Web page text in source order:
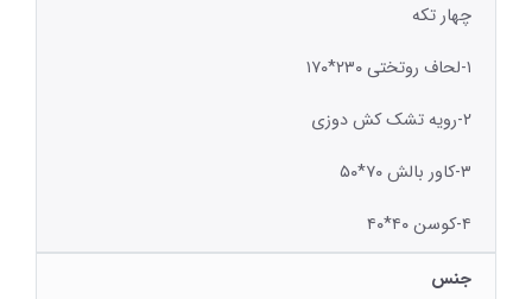
چهار تکه
۱-لحاف روتختی ۲۳۰*۱۷۰
۲-رویه تشک کش دوزی
۳-کاور بالش ۷۰*۵۰
۴-کوسن ۴۰*۴۰
جنس